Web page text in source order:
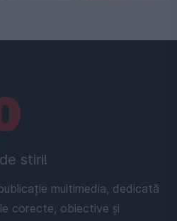
stiri!
multimedia, dedicată
corecte, obiective și